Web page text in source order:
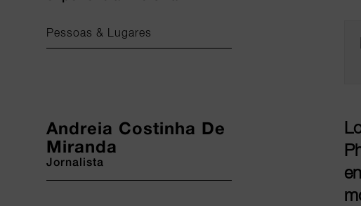
Pessoas & Lugares
Andreia Costinha De
Miranda
Jornalista